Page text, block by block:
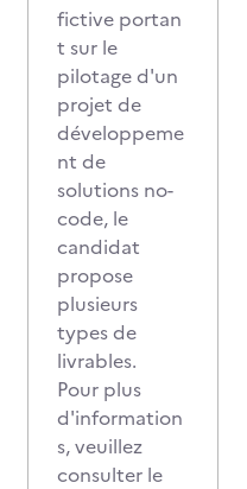
fictive portan
t sur le
pilotage d'un
projet de
développeme
nt de
solutions no-
code, le
candidat
propose
plusieurs
types de
livrables.
Pour plus
d'information
s, veuillez
consulter le